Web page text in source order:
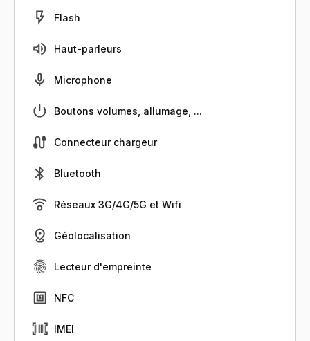
Flash
Haut-parleurs
Microphone
Boutons volumes, allumage, ...
Connecteur chargeur
Bluetooth
Réseaux 3G/4G/5G et Wifi
Géolocalisation
Lecteur d'empreinte
NFC
IMEI